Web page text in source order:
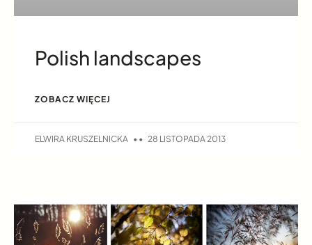
Polish landscapes
ZOBACZ WIĘCEJ
ELWIRA KRUSZELNICKA 28 LISTOPADA 2013